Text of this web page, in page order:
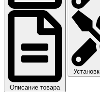
Описание товара